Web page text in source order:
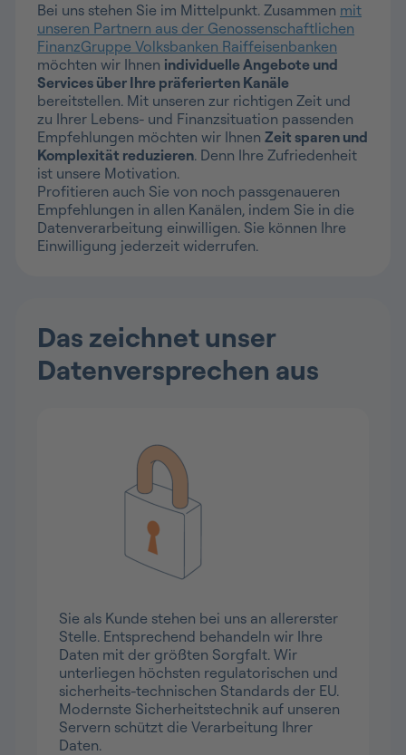
Bei uns stehen Sie im Mittelpunkt. Zusammen mit
unseren Partnern aus der Genossenschaftlichen
FinanzGruppe Volksbanken Raiffeisenbanken
möchten wir Ihnen individuelle Angebote und
Services über Ihre präferierten Kanäle
bereitstellen. Mit unseren zur richtigen Zeit und
zu Ihrer Lebens- und Finanzsituation passenden
Empfehlungen möchten wir Ihnen Zeit sparen und
Komplexität reduzieren. Denn Ihre Zufriedenheit
ist unsere Motivation.
Profitieren auch Sie von noch passgenaueren
Empfehlungen in allen Kanälen, indem Sie in die
Datenverarbeitung einwilligen. Sie können Ihre
Einwilligung jederzeit widerrufen.
Das zeichnet unser
Datenversprechen aus
Sie als Kunde stehen bei uns an allererster
Stelle. Entsprechend behandeln wir Ihre
Daten mit der größten Sorgfalt. Wir
unterliegen höchsten regulatorischen und
sicherheits-technischen Standards der EU.
Modernste Sicherheitstechnik auf unseren
Servern schützt die Verarbeitung Ihrer
Daten.